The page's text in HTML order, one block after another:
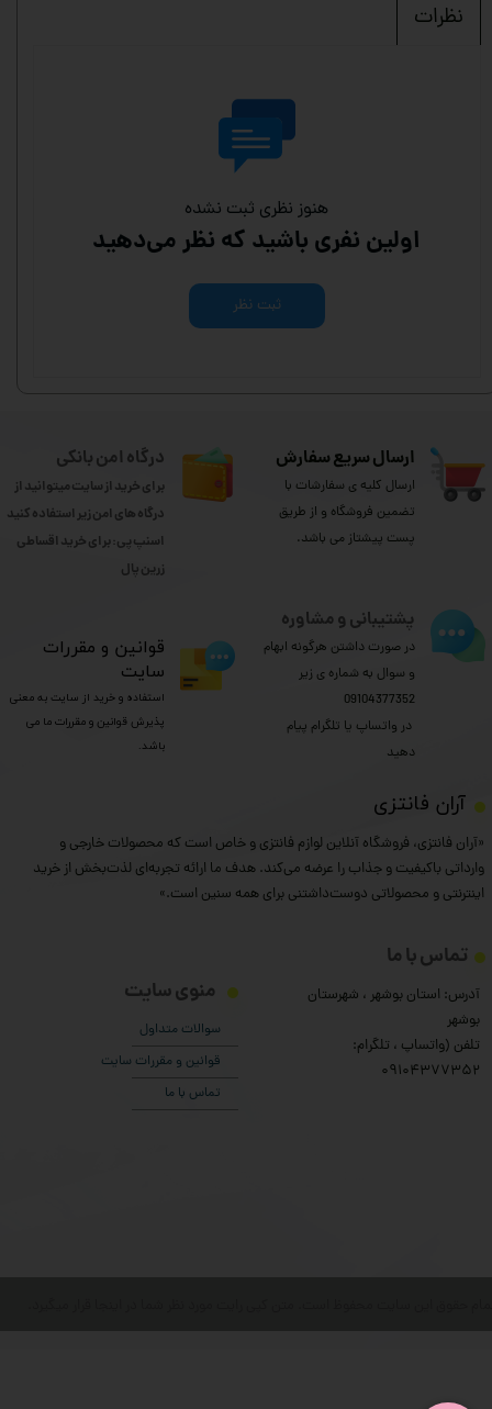
نظرات
هنوز نظری ثبت نشده
اولین نفری باشید که نظر می‌دهید
ثبت نظر
ارسال سریع سفارش
ارسال کلیه ی سفارشات با
تضمین فروشگاه و از طریق
پست پیشتاز می باشد.
​آران فانتزی
«آران فانتزی، فروشگاه آنلاین لوازم فانتزی و خاص است که محصولات خارجی و
وارداتی باکیفیت و جذاب را عرضه می‌کند. هدف ما ارائه تجربه‌ای لذت‌بخش از خرید
اینترنتی و محصولاتی دوست‌داشتنی برای همه سنین است.»
منوی سایت
سوالات متداول
قوانین و مقررات سایت
تماس با ما
تماس با ما
آدرس: استان بوشهر ، شهرستان
بوشهر
تلفن (واتساپ ، تلگرام:
۰9104377352
درگاه امن بانکی
برای خرید از سایت میتوانید از
درگاه های امن زیر استفاده کنید
اسنپ پی: برای خرید اقساطی
​​​​​​​زرین پال
پشتیبانی و مشاوره
در صورت داشتن هرگونه ابهام
و سوال به شماره ی زیر
09104377352
​​​​​​​ در واتساپ یا تلگرام پیام
دهید
​قوانین و مقررات
سایت
استفاده و خرید از سایت به معنی
پذیرش قوانین و مقررات ما می
باشد.